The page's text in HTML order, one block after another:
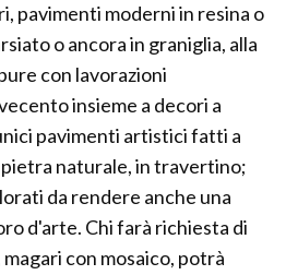
pavimenti moderni in resina o
o ancora in graniglia, alla
con lavorazioni
insieme a decori a
pavimenti artistici fatti a
naturale, in travertino;
da rendere anche una
d'arte. Chi farà richiesta di
con mosaico, potrà